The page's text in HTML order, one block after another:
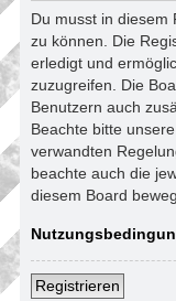
Du musst in diesem
zu können. Die
erledigt und
zuzugreifen. Die
Benutzern auch
Beachte bitte
verwandten
beachte auch die
diesem Board
Registrieren